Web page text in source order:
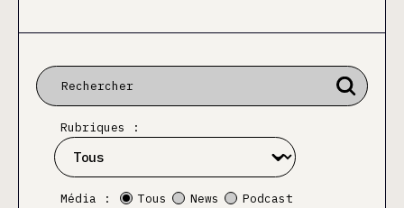
Rubriques :
Média : Tous News
Podcast